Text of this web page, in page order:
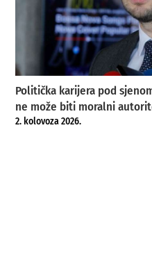
Politička karijera pod
ne može biti moralni
2. kolovoza 2026.